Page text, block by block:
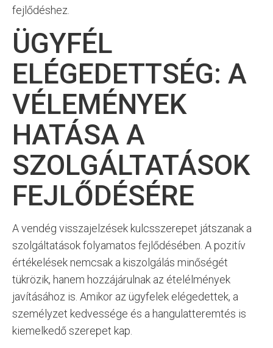
fejlődéshez.
ÜGYFÉL
ELÉGEDETTSÉG: A
VÉLEMÉNYEK
HATÁSA A
SZOLGÁLTATÁSOK
FEJLŐDÉSÉRE
A vendég visszajelzések kulcsszerepet játszanak a
szolgáltatások folyamatos fejlődésében. A pozitív
értékelések nemcsak a kiszolgálás minőségét
tükrözik, hanem hozzájárulnak az ételélmények
javításához is. Amikor az ügyfelek elégedettek, a
személyzet kedvessége és a hangulatteremtés is
kiemelkedő szerepet kap.